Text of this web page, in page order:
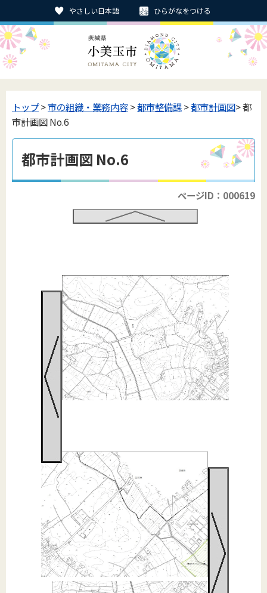
やさしい日本語 ひらがなをつける
トップ>市の組織・業務内容>都市整備課>都市計画図> 都
市計画図 No.6
都市計画図 No.6
ページID：000619